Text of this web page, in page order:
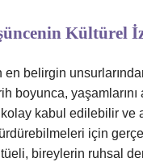
Kültürel
belirgin
yaşamlarını
kabul edilebilir ve
için
bireylerin ruhsal